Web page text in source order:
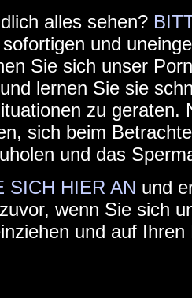
alles sehen?
und
Sie sich unser
lernen Sie sie
zu geraten.
sich beim
und das
SICH HIER AN und
wenn Sie sich
und auf